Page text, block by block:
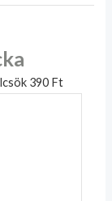
390 Ft